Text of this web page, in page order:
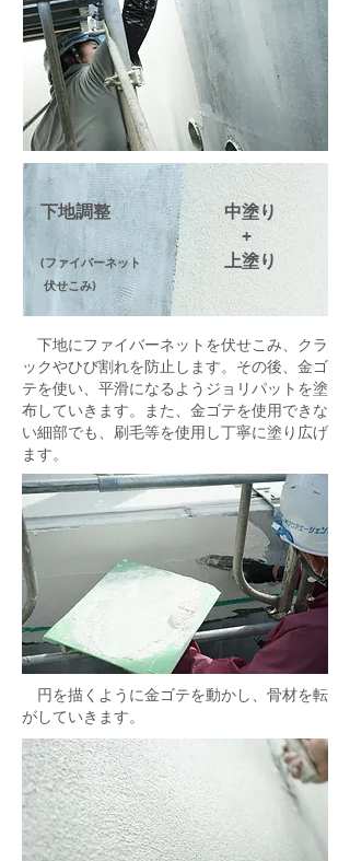
中塗り
+
​上塗り
下地調整
(ファイバーネット
伏せこみ)
下地にファイバーネットを伏せこみ、クラ
ックやひび割れを防止します。その後、金ゴ
テを使い、平滑になるようジョリパットを塗
布していきます。また、金ゴテを使用できな
い細部でも、刷毛等を使用し丁寧に塗り広げ
ます。
円を描くように金ゴテを動かし、骨材を転
がしていきます。